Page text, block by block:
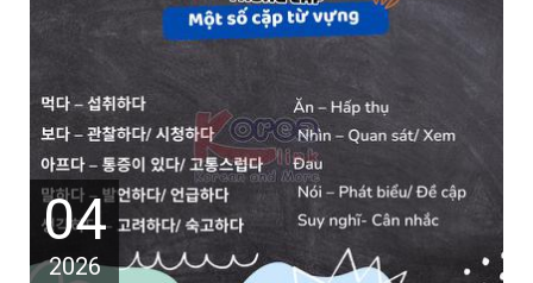
04
2026